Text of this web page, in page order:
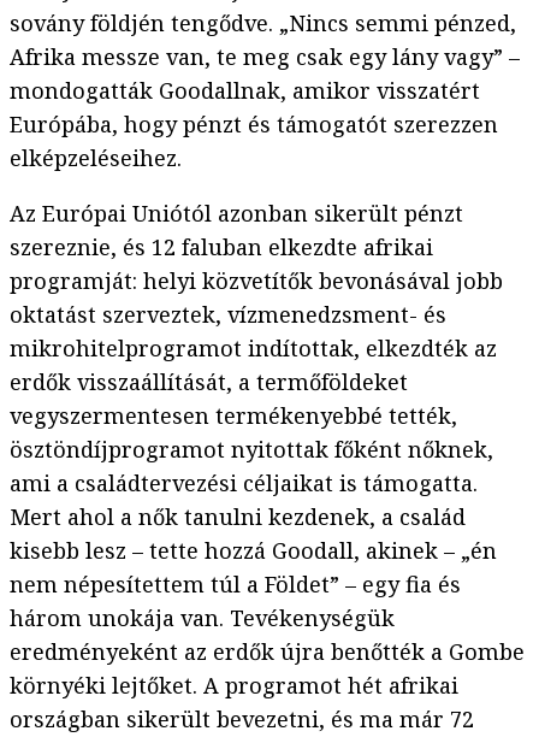
sovány földjén tengődve. „Nincs semmi pénzed,
Afrika messze van, te meg csak egy lány vagy” –
mondogatták Goodallnak, amikor visszatért
Európába, hogy pénzt és támogatót szerezzen
elképzeléseihez.
Az Európai Uniótól azonban sikerült pénzt
szereznie, és 12 faluban elkezdte afrikai
programját: helyi közvetítők bevonásával jobb
oktatást szerveztek, vízmenedzsment- és
mikrohitelprogramot indítottak, elkezdték az
erdők visszaállítását, a termőföldeket
vegyszermentesen termékenyebbé tették,
ösztöndíjprogramot nyitottak főként nőknek,
ami a családtervezési céljaikat is támogatta.
Mert ahol a nők tanulni kezdenek, a család
kisebb lesz – tette hozzá Goodall, akinek – „én
nem népesítettem túl a Földet” – egy fia és
három unokája van. Tevékenységük
eredményeként az erdők újra benőtték a Gombe
környéki lejtőket. A programot hét afrikai
országban sikerült bevezetni, és ma már 72